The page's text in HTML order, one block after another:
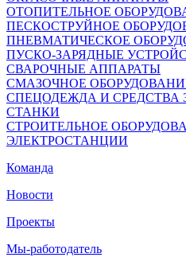
ОТОПИТЕЛЬНОЕ
ПЕСКОСТРУЙНОЕ
ПНЕВМАТИЧЕСКОЕ
ПУСКО-ЗАРЯДНЫЕ
СВАРОЧНЫЕ АППАРАТЫ
СМАЗОЧНОЕ
СПЕЦОДЕЖДА И
СТАНКИ
СТРОИТЕЛЬНОЕ
ЭЛЕКТРОСТАНЦИИ
Команда
Новости
Проекты
Мы-работодатель